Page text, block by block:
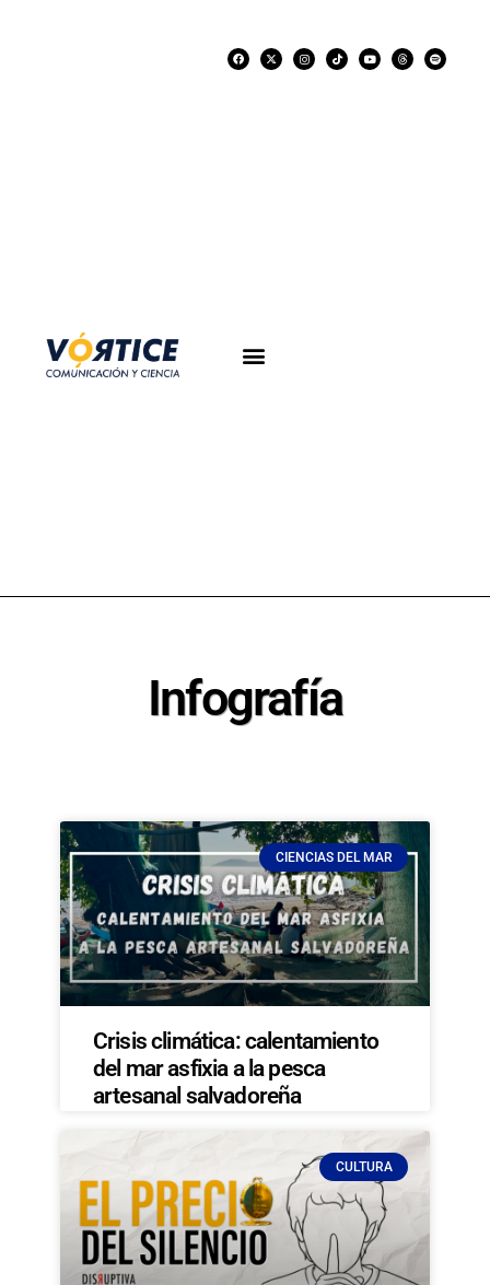
Infografía
CIENCIAS DEL MAR
Crisis climática: calentamiento
del mar asfixia a la pesca
artesanal salvadoreña
CULTURA